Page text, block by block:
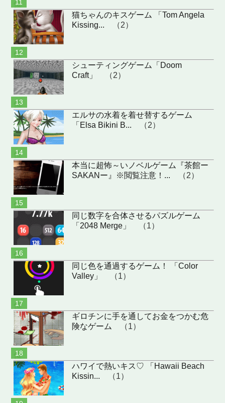
位
猫ちゃんのキスゲーム 「Tom Angela
Kissing... （2）
位
シューティングゲーム「Doom
Craft」
（2）
位
エルサの水着を着せ替するゲーム
「Elsa Bikini B... （2）
位
本当に超怖～いノベルゲーム『茶館ー
SAKANー』※閲覧注意！... （2）
位
同じ数字を合体させるパズルゲーム
「2048 Merge」
（1）
位
同じ色を通過するゲーム！ 「Color
Valley」
（1）
位
ギロチンに手を通してお金をつかむ危
険なゲーム
（1）
位
ハワイで熱いキス♡ 「Hawaii Beach
Kissin... （1）